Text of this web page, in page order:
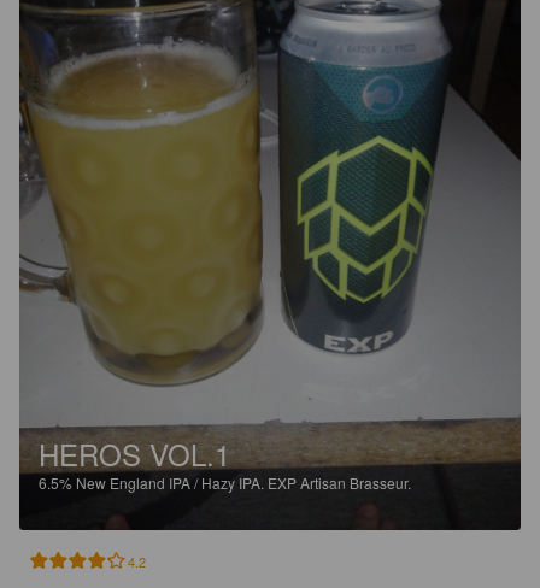
HEROS VOL.1
6.5% New England IPA / Hazy IPA. EXP Artisan Brasseur.
4.2